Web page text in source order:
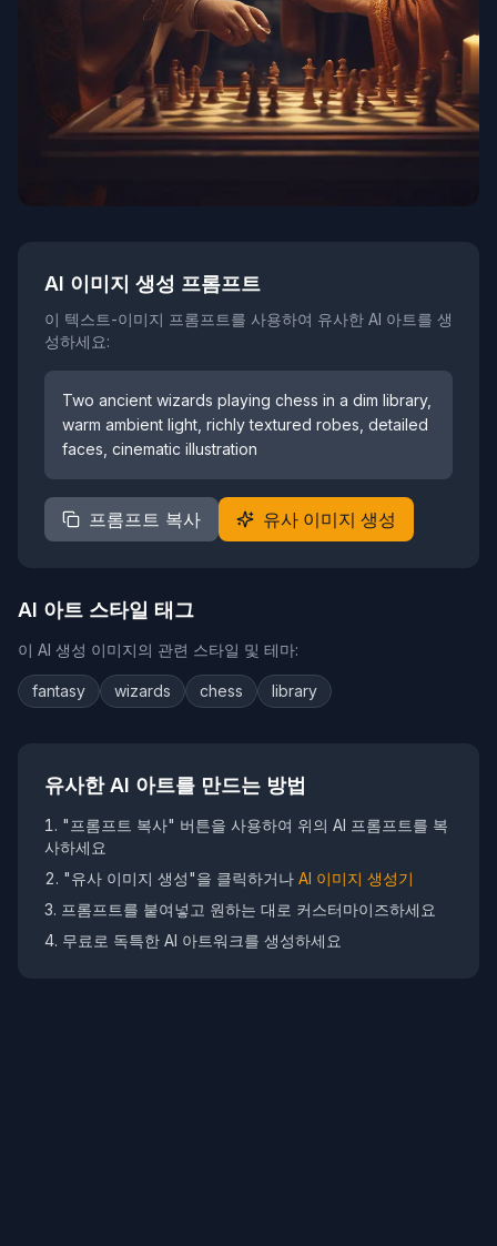
AI 이미지 생성 프롬프트
이 텍스트-이미지 프롬프트를 사용하여 유사한 AI 아트를 생
성하세요:
Two ancient wizards playing chess in a dim library,
warm ambient light, richly textured robes, detailed
faces, cinematic illustration
프롬프트 복사 유사 이미지 생성
AI 아트 스타일 태그
이 AI 생성 이미지의 관련 스타일 및 테마:
fantasy wizards chess library
유사한 AI 아트를 만드는 방법
"프롬프트 복사" 버튼을 사용하여 위의 AI 프롬프트를 복
사하세요
"유사 이미지 생성"을 클릭하거나 AI 이미지 생성기
프롬프트를 붙여넣고 원하는 대로 커스터마이즈하세요
무료로 독특한 AI 아트워크를 생성하세요